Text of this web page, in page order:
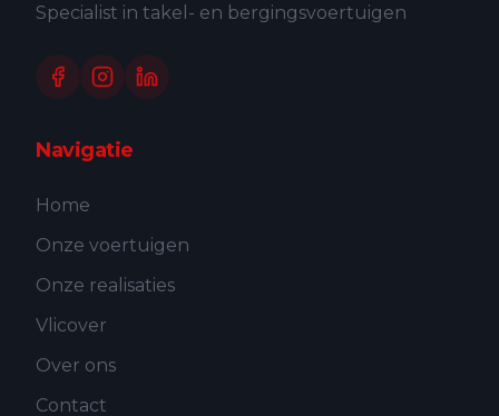
Specialist in takel- en bergingsvoertuigen
Navigatie
Home
Onze voertuigen
Onze realisaties
Vlicover
Over ons
Contact